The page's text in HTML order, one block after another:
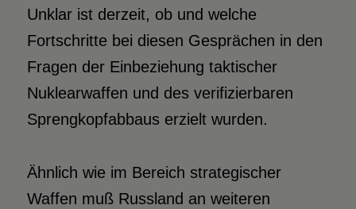
Unklar ist derzeit, ob und welche
Fortschritte bei diesen Gesprächen in den
Fragen der Einbeziehung taktischer
Nuklearwaffen und des verifizierbaren
Sprengkopfabbaus erzielt wurden.
Ähnlich wie im Bereich strategischer
Waffen muß Russland an weiteren